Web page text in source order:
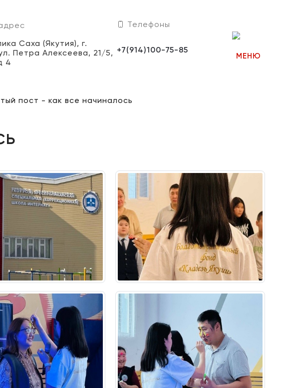
Саха (Якутия), г.
Петра Алексеева, 21/5,
4
Телефоны
+7(914)100-75-85
МЕНЮ
пост - как все начиналось